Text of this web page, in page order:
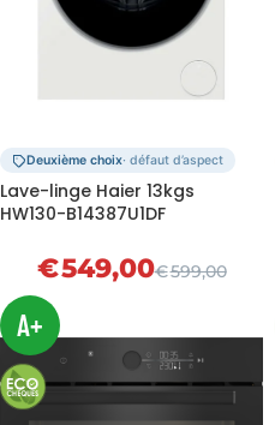
Deuxième choix· défaut d’aspect
Lave-linge Haier 13kgs
HW130-B14387U1DF
€599,00
€549,00
A+